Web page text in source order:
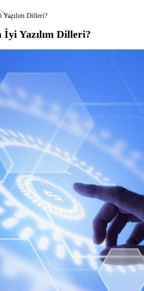
İyi Yazılım Dilleri?
İyi Yazılım Dilleri?